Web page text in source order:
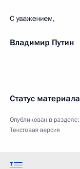
С уважением,
Владимир Путин
Статус материала
Опубликован в разделе:
Текстовая версия